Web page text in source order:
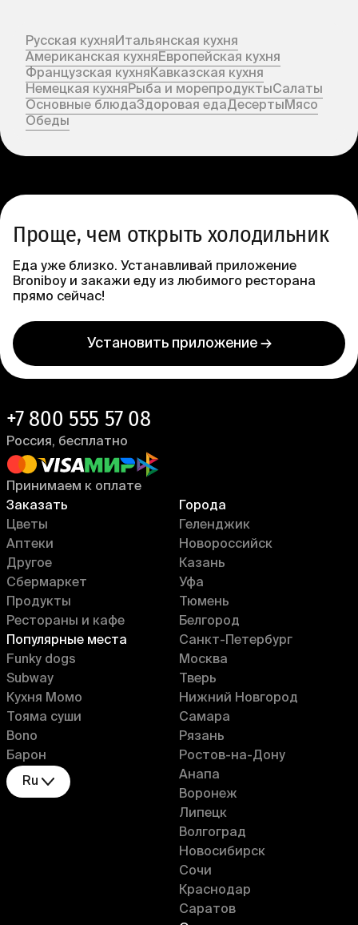
Русская кухняИтальянская кухня
Американская кухняЕвропейская кухня
Французская кухняКавказская кухня
Немецкая кухняРыба и морепродуктыСалаты
Основные блюдаЗдоровая едаДесерты Мясо
Обеды
Проще, чем открыть холодильник
Еда уже близко. Устанавливай приложение
Broniboy и закажи еду из любимого ресторана
прямо сейчас!
Установить приложение →
Заказать
Цветы
Аптеки
Другое
Сбермаркет
Продукты
Рестораны и кафе
Популярные места
Funky dogs
Subway
Кухня Момо
Тояма суши
Bono
Барон
Ru
Города
Геленджик
Новороссийск
Казань
Уфа
Тюмень
Белгород
Санкт-Петербург
Москва
Тверь
Нижний Новгород
Самара
Рязань
Ростов-на-Дону
Анапа
Воронеж
Липецк
Волгоград
Новосибирск
Сочи
Краснодар
Саратов
+7 800 555 57 08
Россия, бесплатно
Принимаем к оплате